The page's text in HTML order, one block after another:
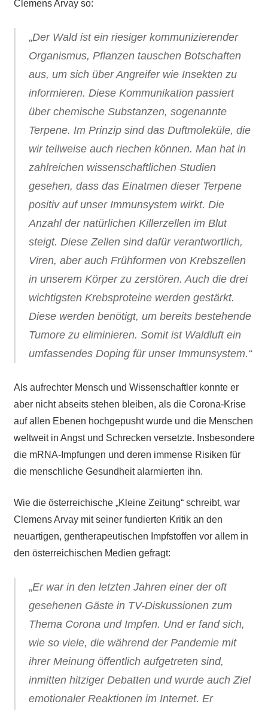
Clemens Arvay so:
„Der Wald ist ein riesiger kommunizierender
Organismus, Pflanzen tauschen Botschaften
aus, um sich über Angreifer wie Insekten zu
informieren. Diese Kommunikation passiert
über chemische Substanzen, sogenannte
Terpene. Im Prinzip sind das Duftmoleküle, die
wir teilweise auch riechen können. Man hat in
zahlreichen wissenschaftlichen Studien
gesehen, dass das Einatmen dieser Terpene
positiv auf unser Immunsystem wirkt. Die
Anzahl der natürlichen Killerzellen im Blut
steigt. Diese Zellen sind dafür verantwortlich,
Viren, aber auch Frühformen von Krebszellen
in unserem Körper zu zerstören. Auch die drei
wichtigsten Krebsproteine werden gestärkt.
Diese werden benötigt, um bereits bestehende
Tumore zu eliminieren. Somit ist Waldluft ein
umfassendes Doping für unser Immunsystem.“
Als aufrechter Mensch und Wissenschaftler konnte er
aber nicht abseits stehen bleiben, als die Corona-Krise
auf allen Ebenen hochgepusht wurde und die Menschen
weltweit in Angst und Schrecken versetzte. Insbesondere
die mRNA-Impfungen und deren immense Risiken für
die menschliche Gesundheit alarmierten ihn.
Wie die österreichische „Kleine Zeitung“ schreibt, war
Clemens Arvay mit seiner fundierten Kritik an den
neuartigen, gentherapeutischen Impfstoffen vor allem in
den österreichischen Medien gefragt:
„Er war in den letzten Jahren einer der oft
gesehenen Gäste in TV-Diskussionen zum
Thema Corona und Impfen. Und er fand sich,
wie so viele, die während der Pandemie mit
ihrer Meinung öffentlich aufgetreten sind,
inmitten hitziger Debatten und wurde auch Ziel
emotionaler Reaktionen im Internet. Er